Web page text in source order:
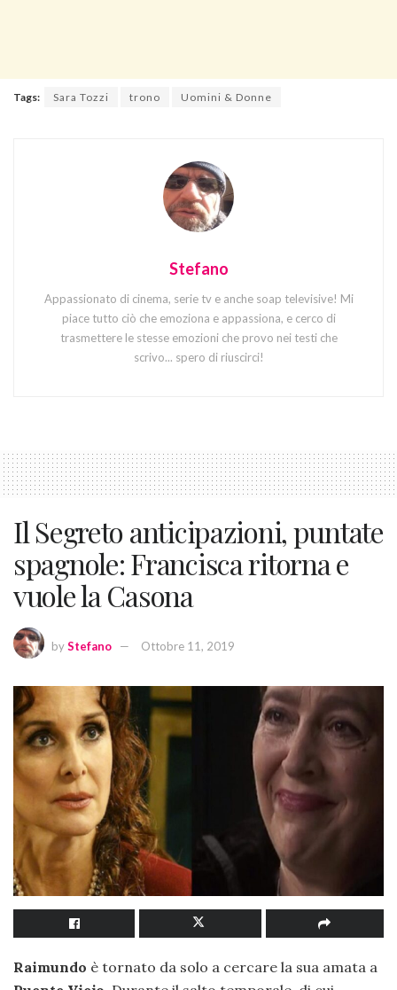
Tags: Sara Tozzi trono Uomini & Donne
Stefano
Appassionato di cinema, serie tv e anche soap televisive! Mi
piace tutto ciò che emoziona e appassiona, e cerco di
trasmettere le stesse emozioni che provo nei testi che
scrivo... spero di riuscirci!
Il Segreto anticipazioni, puntate
spagnole: Francisca ritorna e
vuole la Casona
byStefano Ottobre 11, 2019
Raimundo è tornato da solo a cercare la sua amata a